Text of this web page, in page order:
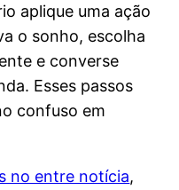
aplique uma ação
o sonho, escolha
e converse
Esses passos
confuso em
no entre notícia,